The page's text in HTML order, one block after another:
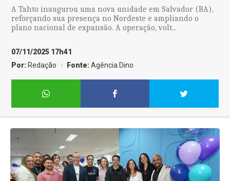
A Tahto inaugurou uma nova unidade em Salvador (BA),
reforçando sua presença no Nordeste e ampliando o
plano nacional de expansão. A operação, volt...
07/11/2025 17h41
Por: Redação Fonte:Agência Dino